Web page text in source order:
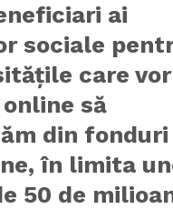
ai
sociale
care vor
să
din fonduri
în limita
50 de